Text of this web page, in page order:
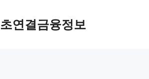
초연결금융정보